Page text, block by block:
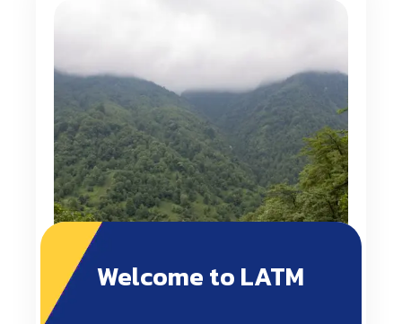
Welcome to LATM
sed pulvinar. Lectus proin nibh nisl
condimentum id. Odio ut sem nulla pharetra
diam sit amet. Sed […]
4